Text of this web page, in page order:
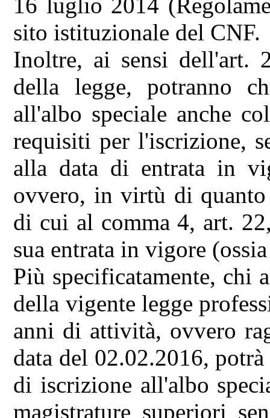
sito istituzionale del CNF.
Inoltre, ai sensi dell'art.
della legge, potranno
all'albo speciale anche
requisiti per l'iscrizione,
alla data di entrata in
ovvero, in virtù di
di cui al comma 4, art.
sua entrata in vigore
Più specificatamente, chi
della vigente legge
anni di attività, ovvero
data del 02.02.2016,
di iscrizione all'albo
magistrature superiori